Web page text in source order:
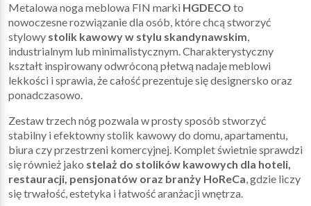
Metalowa noga meblowa FIN marki HGDECO to
nowoczesne rozwiązanie dla osób, które chcą stworzyć
stylowy stolik kawowy w stylu skandynawskim,
industrialnym lub minimalistycznym. Charakterystyczny
kształt inspirowany odwróconą płetwą nadaje meblowi
lekkości i sprawia, że całość prezentuje się designersko oraz
ponadczasowo.
Zestaw trzech nóg pozwala w prosty sposób stworzyć
stabilny i efektowny stolik kawowy do domu, apartamentu,
biura czy przestrzeni komercyjnej. Komplet świetnie sprawdzi
się również jako stelaż do stolików kawowych dla hoteli,
restauracji, pensjonatów oraz branży HoReCa, gdzie liczy
się trwałość, estetyka i łatwość aranżacji wnętrza.